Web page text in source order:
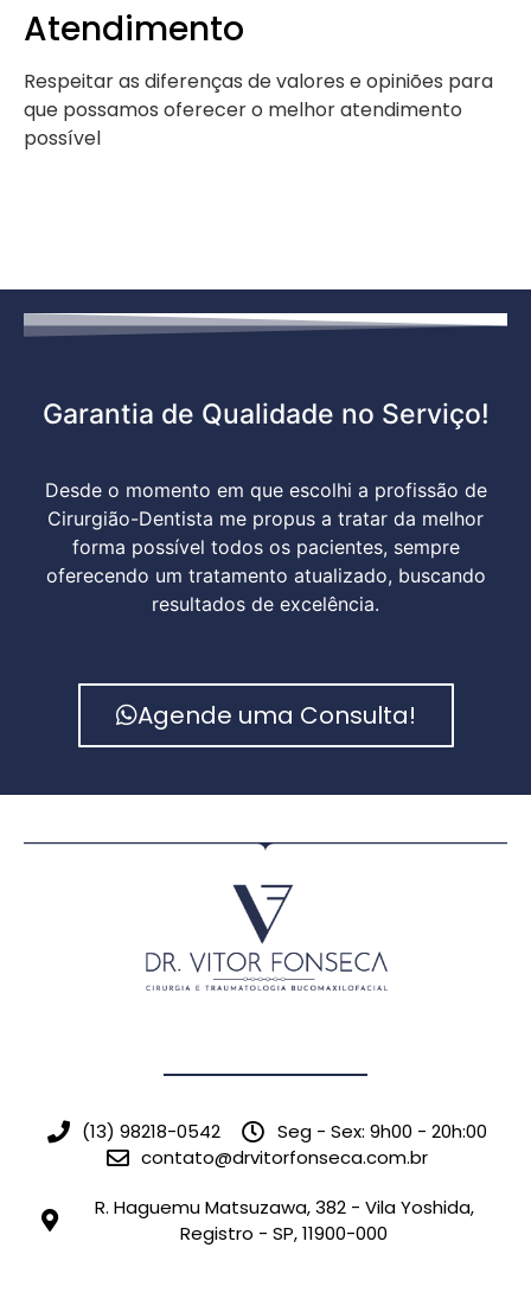
Atendimento
Respeitar as diferenças de valores e opiniões para
que possamos oferecer o melhor atendimento
possível
Garantia de Qualidade no Serviço!
Desde o momento em que escolhi a profissão de
Cirurgião-Dentista me propus a tratar da melhor
forma possível todos os pacientes, sempre
oferecendo um tratamento atualizado, buscando
resultados de excelência.
Agende uma Consulta!
(13) 98218-0542
Seg - Sex: 9h00 - 20h:00
contato@drvitorfonseca.com.br
R. Haguemu Matsuzawa, 382 - Vila Yoshida,
Registro - SP, 11900-000